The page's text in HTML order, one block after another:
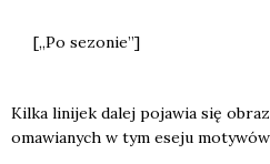
[„Po sezo­nie”]
Kil­ka lini­jek dalej poja­wia się
oma­wia­nych w tym ese­ju